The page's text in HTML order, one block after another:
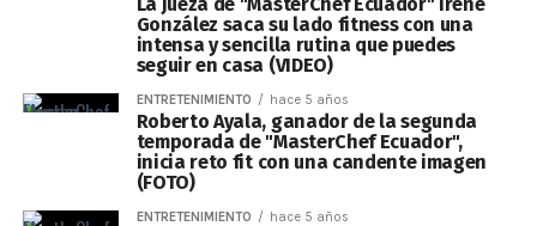
González saca su lado fitness con una
intensa y sencilla rutina que puedes
seguir en casa (VIDEO)
ENTRETENIMIENTO hace 5 años
Roberto Ayala, ganador de la segunda
temporada de "MasterChef Ecuador",
inicia reto fit con una candente imagen
(FOTO)
ENTRETENIMIENTO hace 5 años